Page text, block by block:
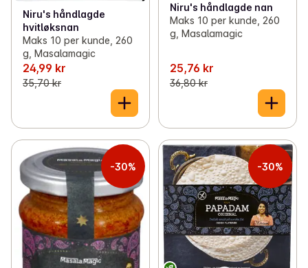
Niru's håndlagde
hvitløksnan
Maks 10 per kunde, 260
g, Masalamagic
24,99 kr
35,70 kr
Niru's håndlagde nan
Maks 10 per kunde, 260
g, Masalamagic
25,76 kr
36,80 kr
-30% -30%